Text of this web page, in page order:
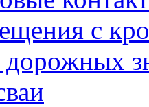
с